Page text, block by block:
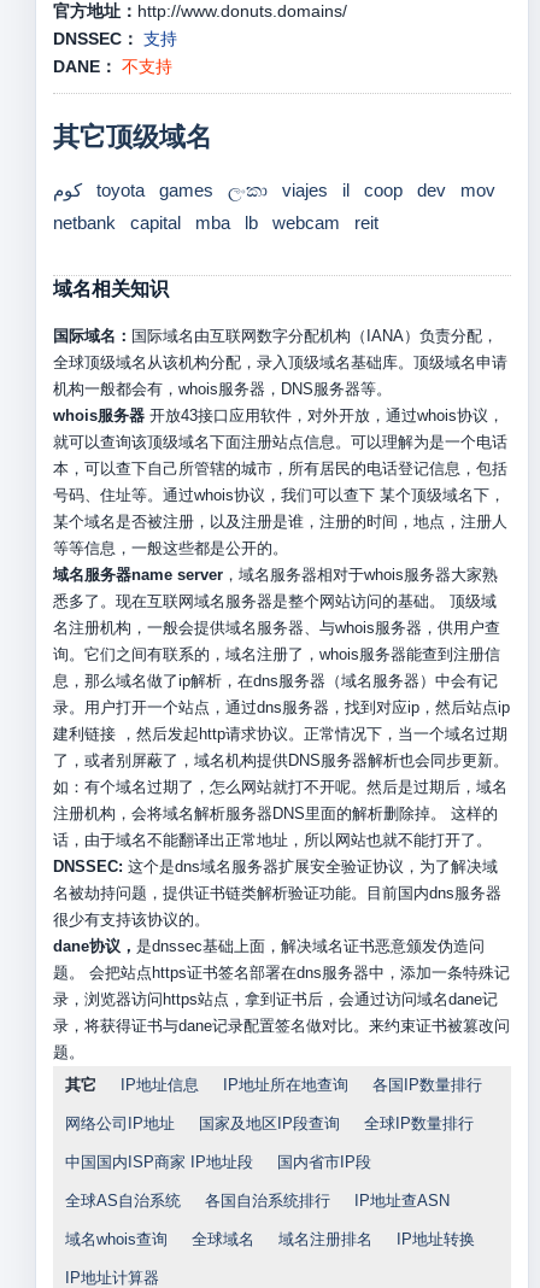
官方地址： http://www.donuts.domains/
DNSSEC： 支持
DANE： 不支持
其它顶级域名
كوم toyota games ලංකා viajes il coop dev
mov
netbank
capital mba lb webcam reit
域名相关知识
国际域名： 国际域名由互联网数字分配机构（IANA）负责分配，
全球顶级域名从该机构分配，录入顶级域名基础库。顶级域名申请
机构一般都会有，whois服务器，DNS服务器等。
whois服务器开放43接口应用软件，对外开放，通过whois协议，
就可以查询该顶级域名下面注册站点信息。可以理解为是一个电话
本，可以查下自己所管辖的城市，所有居民的电话登记信息，包括
号码、住址等。通过whois协议，我们可以查下 某个顶级域名下，
某个域名是否被注册，以及注册是谁，注册的时间，地点，注册人
等等信息，一般这些都是公开的。
域名服务器name server，域名服务器相对于whois服务器大家熟
悉多了。现在互联网域名服务器是整个网站访问的基础。 顶级域
名注册机构，一般会提供域名服务器、与whois服务器，供用户查
询。它们之间有联系的，域名注册了，whois服务器能查到注册信
息，那么域名做了ip解析，在dns服务器（域名服务器）中会有记
录。用户打开一个站点，通过dns服务器，找到对应ip，然后站点ip
建利链接 ，然后发起http请求协议。正常情况下，当一个域名过期
了，或者别屏蔽了，域名机构提供DNS服务器解析也会同步更新。
如：有个域名过期了，怎么网站就打不开呢。然后是过期后，域名
注册机构，会将域名解析服务器DNS里面的解析删除掉。 这样的
话，由于域名不能翻译出正常地址，所以网站也就不能打开了。
DNSSEC: 这个是dns域名服务器扩展安全验证协议，为了解决域
名被劫持问题，提供证书链类解析验证功能。目前国内dns服务器
很少有支持该协议的。
dane协议， 是dnssec基础上面，解决域名证书恶意颁发伪造问
题。 会把站点https证书签名部署在dns服务器中，添加一条特殊记
录，浏览器访问https站点，拿到证书后，会通过访问域名dane记
录，将获得证书与dane记录配置签名做对比。来约束证书被篡改问
题。
其它
IP地址信息 IP地址所在地查询 各国IP数量排行
网络公司IP地址 国家及地区IP段查询 全球IP数量排行
中国国内ISP商家 IP地址段 国内省市IP段
全球AS自治系统 各国自治系统排行 IP地址查ASN
域名whois查询 全球域名 域名注册排名 IP地址转换
IP地址计算器